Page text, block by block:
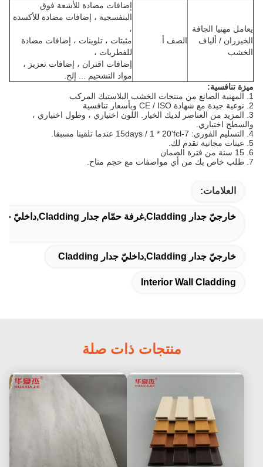
يعامل مهنيا الجافة
الخيزران / ألياف
الخشب
الصف أ
إضافات مضادة للأشعة فوق
البنفسجية ، إضافات مضادة للأكسدة
مثبتات ، تلوينات ، إضافات مضادة
للفطريات ،
إضافات اقتران ، إضافات تعزيز ،
مواد التشحيم ... إلخ.
ميزة تنافسية:
اللون اختياري ، وطول اختياري ،
والسطح اختياري.
4. التسليم الفوري: 7-15days / 1 * 20'fcl عندما تلقينا مسبقا.
5. عينات مجانية تقدم لك.
العلامات:
خارجيّ جدار Cladding,غرفة حمّام جدار Cladding,داخليّ جدار Cladding
خارجيّ جدار Cladding,داخليّ جدار Cladding
Interior Wall Cladding
منتجات ذات صلة